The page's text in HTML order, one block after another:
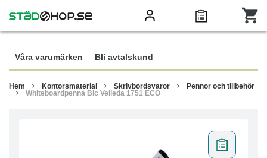
Våra varumärken Bli avtalskund
Hem Kontorsmaterial Skrivbordsvaror
Pennor och tillbehör
Whiteboardpenna Bic Velleda 1751 ECO